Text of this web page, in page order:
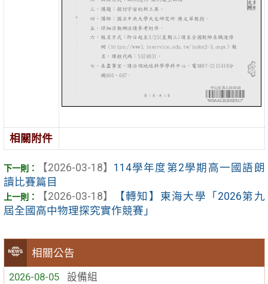
相關公告
2026-08-05
設備組
相關附件
【2026-03-18】 114學年度第2學期高一國語朗
讀比賽篇目
【2026-03-18】
【轉知】東海大學「2026第九
屆全國高中物理探究實作競賽」